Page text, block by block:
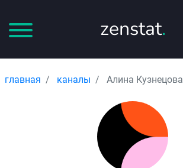
zenstat.
главная каналы Алина Кузнецова